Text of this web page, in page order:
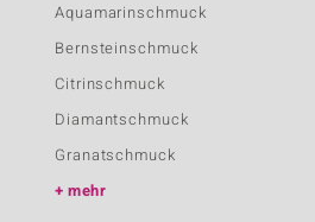
Aquamarinschmuck
Bernsteinschmuck
Citrinschmuck
Diamantschmuck
Granatschmuck
mehr